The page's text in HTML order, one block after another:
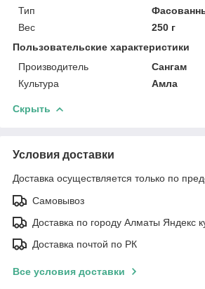
Тип
Вес
250 г
Пользовательские характеристики
Производитель
Сангам
Культура
Амла
Скрыть
Условия доставки
Доставка осуществляется только по
Самовывоз
Доставка по городу Алматы Яндекс
Доставка почтой по РК
Все условия доставки